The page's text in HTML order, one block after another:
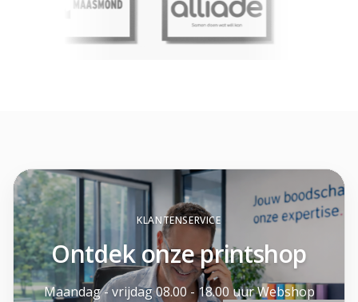
KLANTENSERVICE
Ontdek onze printshop
Maandag - vrijdag 08.00 - 18.00 uur Webshop